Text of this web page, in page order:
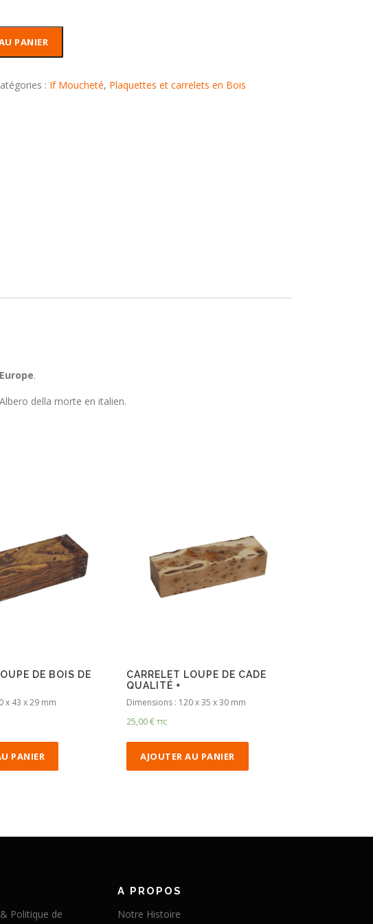
PANIER
: If Moucheté, Plaquettes et carrelets en Bois
.
della morte en italien.
DE BOIS DE
x 43 x 29 mm
PANIER
CARRELET LOUPE DE CADE
QUALITÉ +
Dimensions : 120 x 35 x 30 mm
25,00€ TTC
AJOUTER AU PANIER
Politique de
A PROPOS
Notre Histoire